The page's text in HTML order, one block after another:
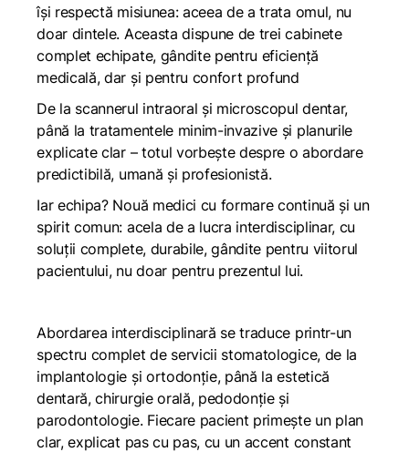
își respectă misiunea: aceea de a trata omul, nu
doar dintele. Aceasta dispune de trei cabinete
complet echipate, gândite pentru eficiență
medicală, dar și pentru confort profund
De la scannerul intraoral și microscopul dentar,
până la tratamentele minim-invazive și planurile
explicate clar – totul vorbește despre o abordare
predictibilă, umană și profesionistă.
Iar echipa? Nouă medici cu formare continuă și un
spirit comun: acela de a lucra interdisciplinar, cu
soluții complete, durabile, gândite pentru viitorul
pacientului, nu doar pentru prezentul lui.
Abordarea interdisciplinară se traduce printr-un
spectru complet de servicii stomatologice, de la
implantologie și ortodonție, până la estetică
dentară, chirurgie orală, pedodonție și
parodontologie. Fiecare pacient primește un plan
clar, explicat pas cu pas, cu un accent constant